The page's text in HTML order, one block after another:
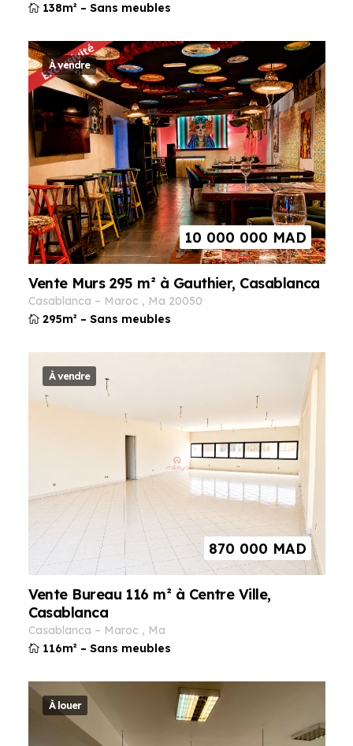
138m² – Sans meubles
À vendre
10 000 000 MAD
Vente Murs 295 m² à Gauthier, Casablanca
casablanca – maroc , ma
20050
295m² – Sans meubles
À vendre
870 000 MAD
Vente Bureau 116 m² à Centre Ville,
Casablanca
casablanca – maroc ,
ma
116m² – Sans meubles
À louer